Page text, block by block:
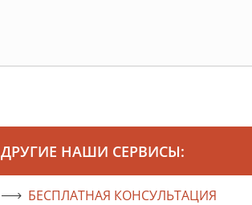
ДРУГИЕ НАШИ СЕРВИСЫ:
БЕСПЛАТНАЯ КОНСУЛЬТАЦИЯ